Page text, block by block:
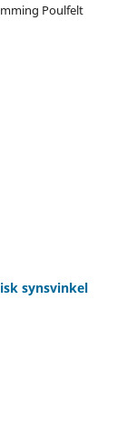
Poulfelt
synsvinkel